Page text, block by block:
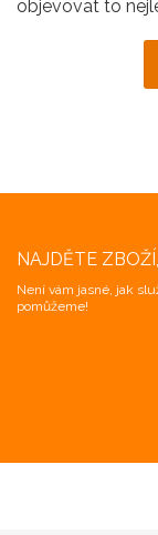
objevovat to
NAJDĚTE
Není vám jasné, jak
pomůžeme!